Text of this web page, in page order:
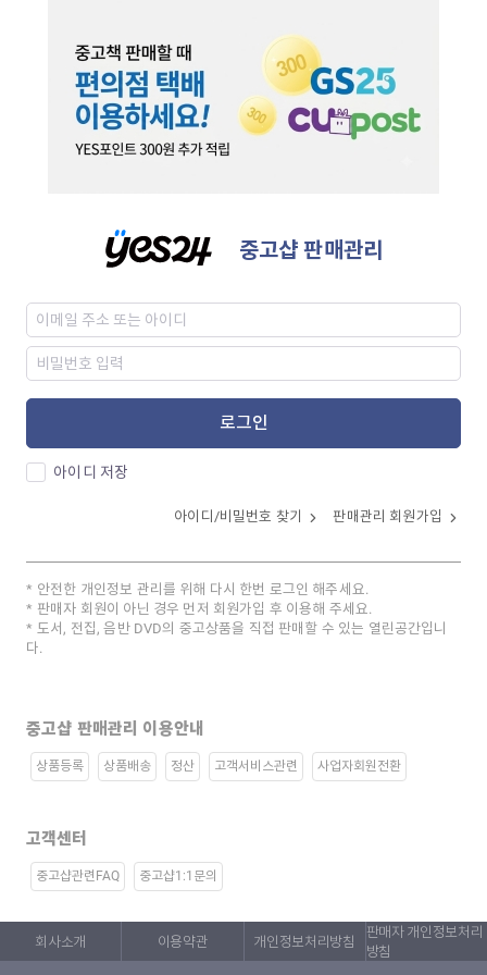
중고샵 판매관리
로그인
아이디 저장
아이디/비밀번호 찾기 판매관리 회원가입
안전한 개인정보 관리를 위해 다시 한번 로그인 해주세요.
판매자 회원이 아닌 경우 먼저 회원가입 후 이용해 주세요.
도서, 전집, 음반 DVD의 중고상품을 직접 판매할 수 있는 열린공간입니
다.
중고샵 판매관리 이용안내
상품등록 상품배송 정산 고객서비스관련 사업자회원전환
고객센터
중고샵관련FAQ 중고샵1:1문의
회사소개 이용약관 개인정보처리방침
판매자 개인정보처리
방침